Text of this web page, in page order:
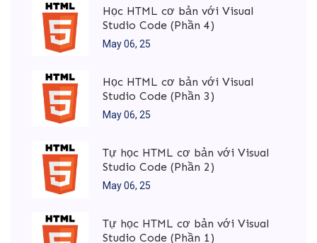
Học HTML cơ bản với Visual
Studio Code (Phần 4)
May 06, 25
Học HTML cơ bản với Visual
Studio Code (Phần 3)
May 06, 25
Tự học HTML cơ bản với Visual
Studio Code (Phần 2)
May 06, 25
Tự học HTML cơ bản với Visual
Studio Code (Phần 1)